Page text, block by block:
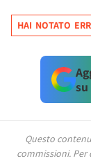
HAI NOTATO
su
Questo
commissioni. Per